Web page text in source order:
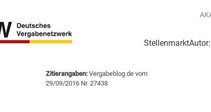
Stellenmarkt
Zitierangaben: Vergabeblog.de vom
29/09/2016 Nr. 27438